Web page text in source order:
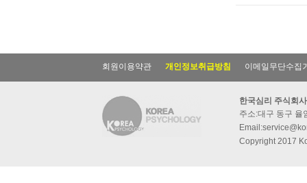
회원이용약관 개인정보취급방침 이메일무단수집
한국심리 주식회사
주소:대구 동구 율
Copyright 2017